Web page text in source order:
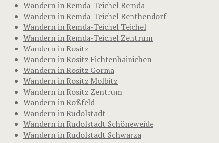
Wandern in Remda-Teichel Remda
Wandern in Remda-Teichel Renthendorf
Wandern in Remda-Teichel Teichel
Wandern in Remda-Teichel Zentrum
Wandern in Rositz
Wandern in Rositz Fichtenhainichen
Wandern in Rositz Gorma
Wandern in Rositz Molbitz
Wandern in Rositz Zentrum
Wandern in Roßfeld
Wandern in Rudolstadt
Wandern in Rudolstadt Schöneweide
Wandern in Rudolstadt Schwarza